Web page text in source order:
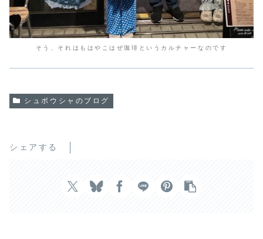
そう、それはもはやこはぜ珈琲というカルチャーなのです
シュボウシャのブログ
シェアする